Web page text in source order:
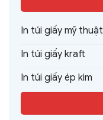
In túi giấy mỹ thuật
In túi giấy kraft
In túi giấy ép kim